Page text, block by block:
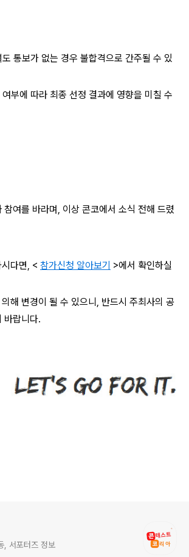
통보가 없는 경우 불합격으로 간주될 수 있
부에 따라 최종 선정 결과에 영향을 미칠 수
참여를 바라며, 이상 콘코에서 소식 전해 드렸
다면, < 참가신청 알아보기 >에서 확인하실
해 변경이 될 수 있으니, 반드시 주최사의 공
바랍니다.
, 서포터즈 정보